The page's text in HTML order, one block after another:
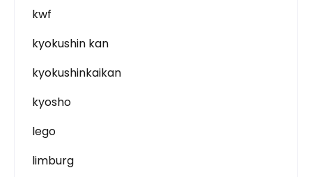
kwf
kyokushin kan
kyokushinkaikan
kyosho
lego
limburg